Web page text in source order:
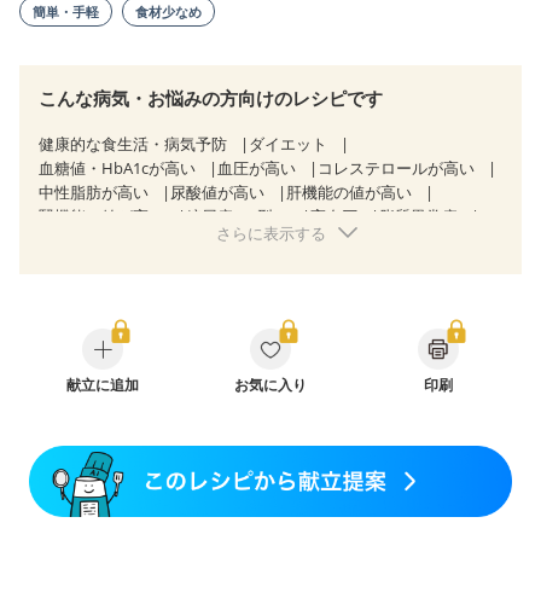
簡単・手軽 食材少なめ
こんな病気・お悩みの方向けのレシピです
健康的な食生活・病気予防
ダイエット
血糖値・HbA1cが高い
血圧が高い
コレステロールが高い
中性脂肪が高い
尿酸値が高い
肝機能の値が高い
腎機能の値が高い
糖尿病（2型） 高血圧
脂質異常症
胆石症 非アルコール性脂肪肝
CKD（ステージ２）
CKD（ステージ３a）
乳がん（抗がん剤治療中）
乳がん（ホルモン療法中）
乳がん（放射線治療中）
妊婦健診・体重増加が気になる（初期）
妊婦健診・血圧が気になる（初期）
妊婦健診・血糖値が気になる（初期）
さらに表示する
献立に追加 お気に入り 印刷